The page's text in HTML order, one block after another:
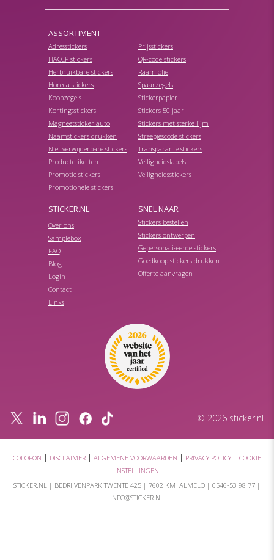
ASSORTIMENT
Adresstickers
HACCP stickers
Herbruikbare stickers
Horeca stickers
Koopzegels
Kortingsstickers
Magneetsticker auto
Naamstickers drukken
Niet verwijderbare stickers
Productetiketten
Promotie stickers
Promotionele stickers
Prijsstickers
QR-code stickers
Raamfolie
Spaarzegels
Stickerpapier
Stickers 50 jaar
Stickers met sterke lijm
Streepjescode stickers
Transparante stickers
Veiligheidslabels
Veiligheidsstickers
STICKER.NL
Over ons
Samplebox
FAQ
Blog
Login
Contact
Links
SNEL NAAR
Stickers bestellen
Stickers ontwerpen
Gepersonaliseerde stickers
Goedkoop stickers drukken
Offerte aanvragen
© 2026 sticker.nl
COLOFON | DISCLAIMER | ALGEMENE VOORWAARDEN | PRIVACY POLICY| COOKIE
INSTELLINGEN
STICKER.NL | BEDRIJVENPARK TWENTE 425 | 7602 KM ALMELO | 0546-53 98 77 |
INFO@STICKER.NL